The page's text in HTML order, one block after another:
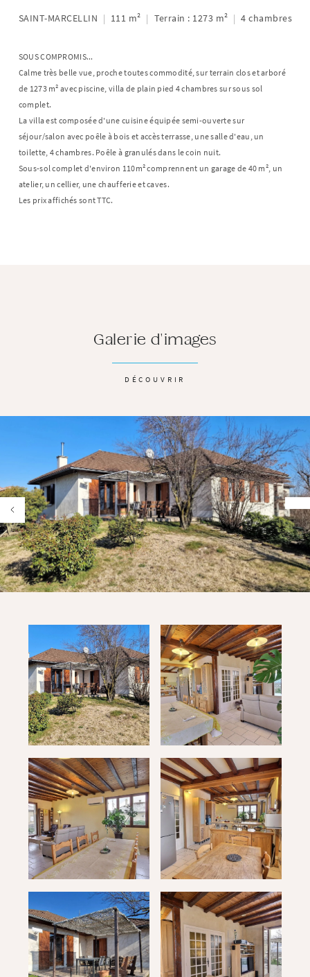
SAINT-MARCELLIN | 111 m² | Terrain : 1273 m² | 4 chambres
SOUS COMPROMIS...
Calme très belle vue, proche toutes commodité, sur terrain clos et arboré
de 1273 m² avec piscine, villa de plain pied 4 chambres sur sous sol
complet.
La villa est composée d'une cuisine équipée semi-ouverte sur
séjour/salon avec poêle à bois et accès terrasse, une salle d'eau, un
toilette, 4 chambres. Poêle à granulés dans le coin nuit.
Sous-sol complet d'environ 110m² comprennent un garage de 40 m², un
atelier, un cellier, une chaufferie et caves.
Les prix affichés sont TTC.
Galerie d'images
DÉCOUVRIR